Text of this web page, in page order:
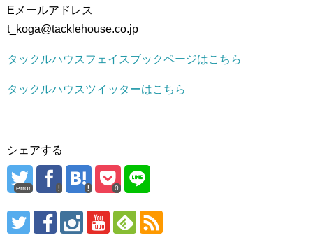
Eメールアドレス
t_koga@tacklehouse.co.jp
タックルハウスフェイスブックページはこちら
タックルハウスツイッターはこちら
シェアする
error 0